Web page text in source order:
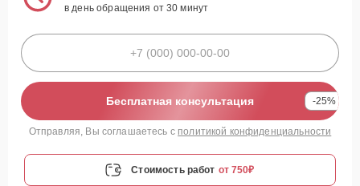
в день обращения от 30 минут
Бесплатная консультация -25%
Отправляя, Вы соглашаетесь с политикой конфиденциальности
Стоимость работ от 750₽